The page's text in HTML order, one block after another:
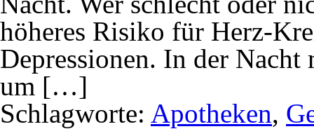
höheres Risiko für Herz-
Depressionen. In der Nacht
um […]
Schlagworte: Apotheken,